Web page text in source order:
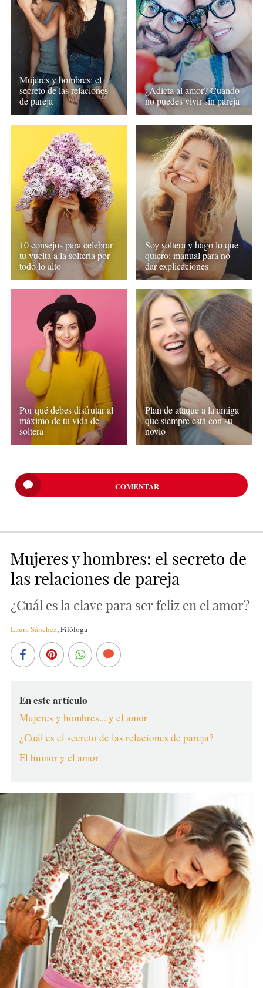
Mujeres y hombres: el
secreto de las relaciones
de pareja
¿Adicta al amor? Cuando
no puedes vivir sin pareja
10 consejos para celebrar
tu vuelta a la soltería por
todo lo alto
Soy soltera y hago lo que
quiero: manual para no
dar explicaciones
Por qué debes disfrutar al
máximo de tu vida de
soltera
Plan de ataque a la amiga
que siempre está con su
novio
COMENTAR
Mujeres y hombres: el secreto de
las relaciones de pareja
¿Cuál es la clave para ser feliz en el amor?
Laura Sánchez,Filóloga
En este artículo
Mujeres y hombres... y el amor
¿Cuál es el secreto de las relaciones de pareja?
El humor y el amor